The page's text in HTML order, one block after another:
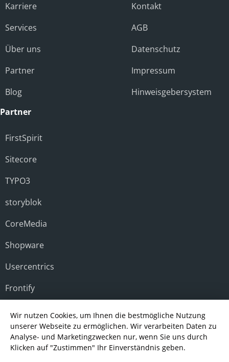
Karriere
Services
Über uns
Partner
Blog
Kontakt
AGB
Datenschutz
Impressum
Hinweisgebersystem
Partner
FirstSpirit
Sitecore
TYPO3
storyblok
CoreMedia
Shopware
Usercentrics
Frontify
Wir nutzen Cookies, um Ihnen die bestmögliche Nutzung
unserer Webseite zu ermöglichen. Wir verarbeiten Daten zu
Analyse- und Marketingzwecken nur, wenn Sie uns durch
Klicken auf "Zustimmen" Ihr Einverständnis geben.